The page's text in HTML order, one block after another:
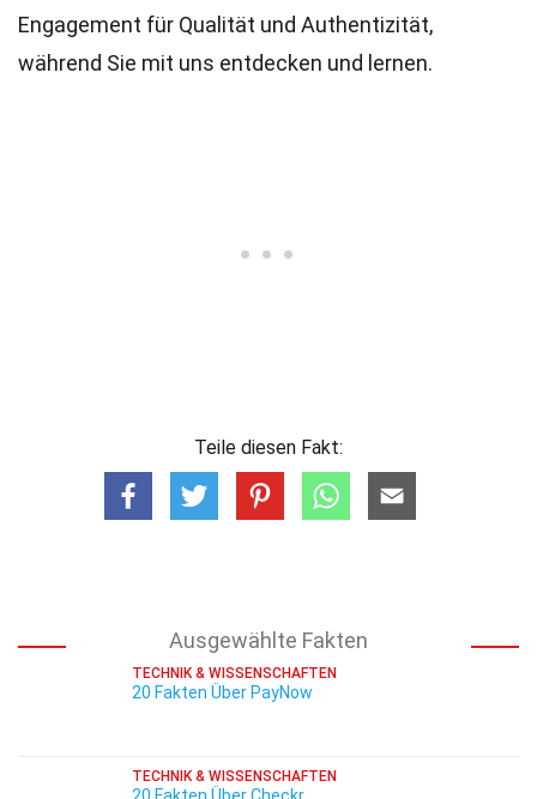
Engagement für Qualität und Authentizität,
während Sie mit uns entdecken und lernen.
Teile diesen Fakt:
Ausgewählte Fakten
TECHNIK & WISSENSCHAFTEN
20 Fakten Über PayNow
TECHNIK & WISSENSCHAFTEN